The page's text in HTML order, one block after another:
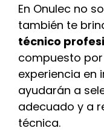
En Onulec no
también te
técnico
compuesto
experiencia en
ayudarán a
adecuado y a
técnica.